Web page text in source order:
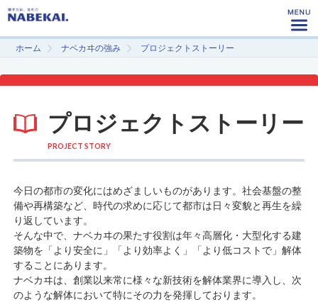
ホーム ナベカヰの強み プロジェクトストーリー
プロジェクトストーリー
PROJECT STORY
今日の都市の変化にはめざましいものがあります。社会基盤の整
備や再構築など、時代の求めに応じて都市は日々変貌と再生を繰
り返しています。
そんな中で、ナベカヰの果たす役割は年々高層化・大型化する建
築物を「より安全に」「より効率よく」「より低コストで」解体
することにあります。
ナベカヰは、創業以来常に様々な新技術を解体業界に導入し、次
のような解体において特にその力を発揮しております。